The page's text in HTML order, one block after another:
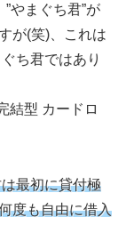
やまぐち君”が
が(笑)、これは
ち君ではあり
最初に貸付極
度も自由に借入